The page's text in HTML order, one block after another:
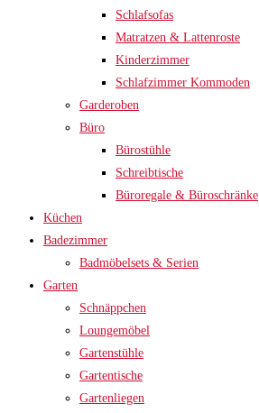
Schlafsofas
Matratzen & Lattenroste
Kinderzimmer
Schlafzimmer Kommoden
Garderoben
Büro
Bürostühle
Schreibtische
Büroregale & Büroschränke
Küchen
Badezimmer
Badmöbelsets & Serien
Garten
Schnäppchen
Loungemöbel
Gartenstühle
Gartentische
Gartenliegen